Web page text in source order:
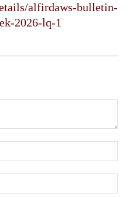
alfirdaws-bulletin-
2026-lq-1